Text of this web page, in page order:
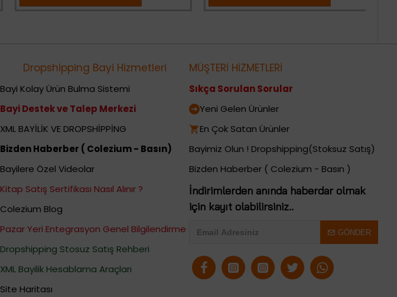
Dropshipping Bayi Hizmetleri
Bayi Kolay Ürün Bulma Sistemi
Bayi Destek ve Talep Merkezi
XML BAYİLİK VE DROPSHİPPİNG
Bizden Haberber ( Colezium - Basın)
Bayilere Özel Videolar
Kitap Satış Sertifikası Nasıl Alınır ?
Colezium Blog
Pazar Yeri Entegrasyon Genel Bilgilendirme
Dropshipping Stosuz Satış Rehberi
XML Bayilik Hesablama Araçları
Site Haritası
MÜŞTERİ HİZMETLERİ
Sıkça Sorulan Sorular
Yeni Gelen Ürünler
En Çok Satan Ürünler
Bayimiz Olun ! Dropshipping(Stoksuz Satış)
Bizden Haberber ( Colezium - Basın )
İndirimlerden anında haberdar olmak
için kayıt olabilirsiniz..
GÖNDER